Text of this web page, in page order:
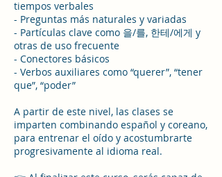
tiempos verbales
- Preguntas más naturales y variadas
- Partículas clave como 을/를, 한테/에게 y
otras de uso frecuente
- Conectores básicos
- Verbos auxiliares como “querer”, “tener
que”, “poder”
A partir de este nivel, las clases se
imparten combinando español y coreano,
para entrenar el oído y acostumbrarte
progresivamente al idioma real.